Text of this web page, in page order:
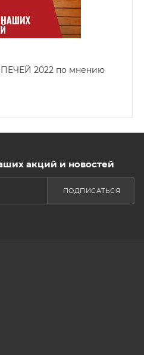
2022 по мнению
акций и новостей
ПОДПИСАТЬСЯ